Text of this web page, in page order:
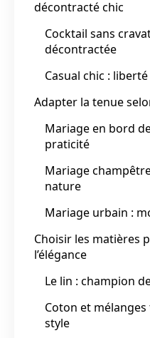
décontracté chic
Cocktail sans
décontractée
Casual chic :
Adapter la tenue
Mariage en bord
praticité
Mariage
nature
Mariage urbain :
Choisir les matières
l’élégance
Le lin : champion
Coton et
style